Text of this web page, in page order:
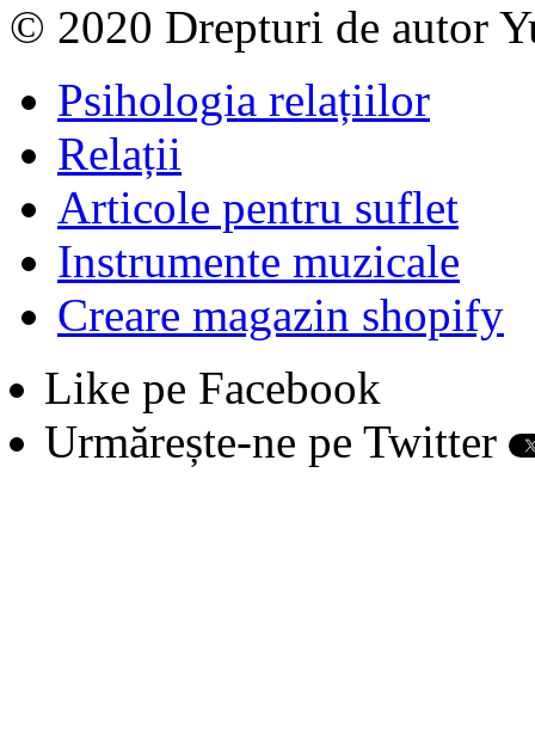
© 2020 Drepturi de autor
Psihologia relațiilor
Relații
Articole pentru suflet
Instrumente muzicale
Creare magazin shopify
Like pe Facebook
Urmărește-ne pe Twitter